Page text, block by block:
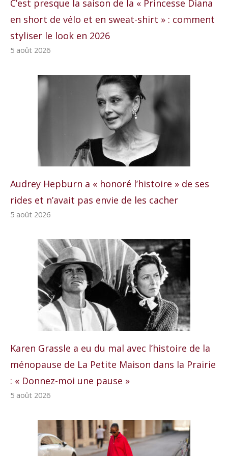
C’est presque la saison de la « Princesse Diana
en short de vélo et en sweat-shirt » : comment
styliser le look en 2026
5 août 2026
Audrey Hepburn a « honoré l’histoire » de ses
rides et n’avait pas envie de les cacher
5 août 2026
Karen Grassle a eu du mal avec l’histoire de la
ménopause de La Petite Maison dans la Prairie
: « Donnez-moi une pause »
5 août 2026